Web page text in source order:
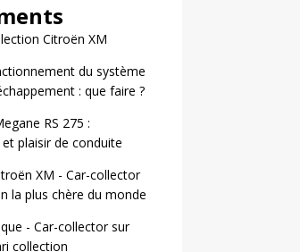
Citroën XM
du système
: que faire ?
RS 275 :
plaisir de conduite
XM - Car-collector
la plus chère du monde
- Car-collectorsur
collection